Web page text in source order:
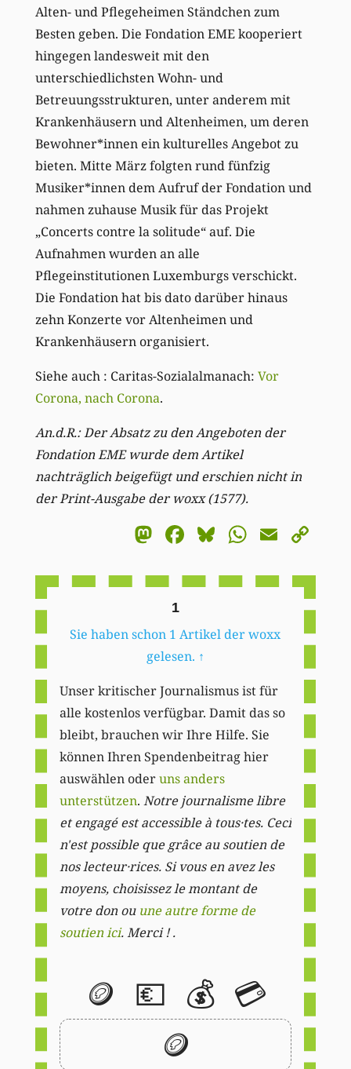
Alten- und Pflegeheimen Ständchen zum
Besten geben. Die Fondation EME kooperiert
hingegen landesweit mit den
unterschiedlichsten Wohn- und
Betreuungsstrukturen, unter anderem mit
Krankenhäusern und Altenheimen, um deren
Bewohner*innen ein kulturelles Angebot zu
bieten. Mitte März folgten rund fünfzig
Musiker*innen dem Aufruf der Fondation und
nahmen zuhause Musik für das Projekt
„Concerts contre la solitude“ auf. Die
Aufnahmen wurden an alle
Pflegeinstitutionen Luxemburgs verschickt.
Die Fondation hat bis dato darüber hinaus
zehn Konzerte vor Altenheimen und
Krankenhäusern organisiert.
Siehe auch : Caritas-Sozialalmanach: Vor
Corona, nach Corona.
An.d.R.: Der Absatz zu den Angeboten der
Fondation EME wurde dem Artikel
nachträglich beigefügt und erschien nicht in
der Print-Ausgabe der woxx (1577).
Mastodon
Facebook
BlueskyEmail
1
Sie haben schon 1 Artikel der woxx
gelesen. ↑
Unser kritischer Journalismus ist für
alle kostenlos verfügbar. Damit das so
bleibt, brauchen wir Ihre Hilfe. Sie
können Ihren Spendenbeitrag hier
auswählen oderuns anders
unterstützen. Notre journalisme libre
et engagé est accessible à tous·tes. Ceci
n'est possible que grâce au soutien de
nos lecteur·rices. Si vous en avez les
moyens, choisissez le montant de
votre don ou une autre forme de
soutien ici. Merci ! .
🪙 💶 💰 💳
🪙